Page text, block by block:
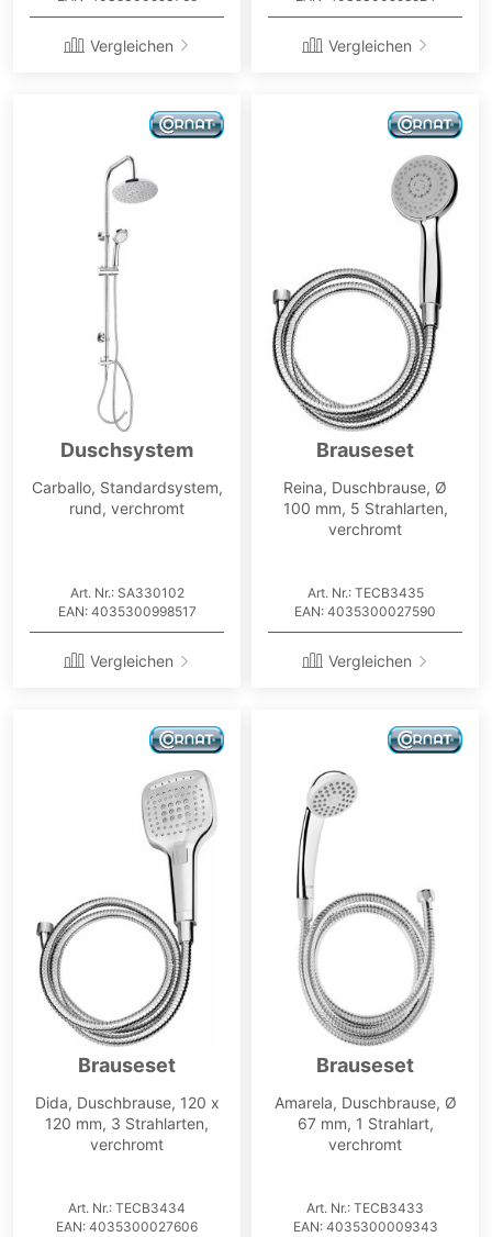
Vergleichen Vergleichen
Duschsystem
Carballo, Standardsystem,
rund, verchromt
Art. Nr.: SA330102
EAN: 4035300998517
Vergleichen
Brauseset
Reina, Duschbrause, Ø
100 mm, 5 Strahlarten,
verchromt
Art. Nr.: TECB3435
EAN: 4035300027590
Vergleichen
Brauseset
Dida, Duschbrause, 120 x
120 mm, 3 Strahlarten,
verchromt
Art. Nr.: TECB3434
EAN: 4035300027606
Brauseset
Amarela, Duschbrause, Ø
67 mm, 1 Strahlart,
verchromt
Art. Nr.: TECB3433
EAN: 4035300009343